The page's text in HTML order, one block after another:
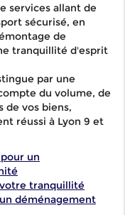
services allant de
sécurisé, en
de
tranquillité d'esprit
par une
du volume, de
de vos biens,
réussi à Lyon 9 et
un
tranquillité
déménagement